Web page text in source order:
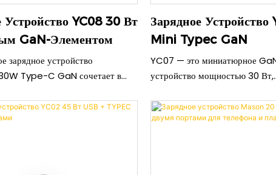
Устройство YC08 30 Вт
GaN-Элементом
зарядное устройство
Type-C GaN сочетает в
дизайн. Изготовленное из
поликарбоната, оно
Зарядное
Mini Typec GaN
YC07 — это миниатюрное
устройство мощностью 30 Вт,
зарядку в исключительно
Благодаря использованию